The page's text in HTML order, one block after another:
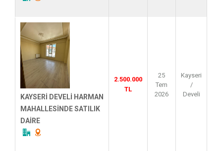
KAYSERİ DEVELİ HARMAN
MAHALLESİNDE SATILIK
DAİRE
2.500.000
TL
25
Tem
2026
Kayseri
/
Develi